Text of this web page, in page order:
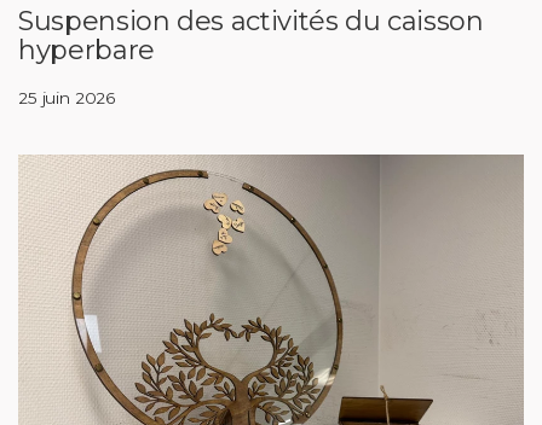
Suspension des activités du caisson
hyperbare
25 juin 2026